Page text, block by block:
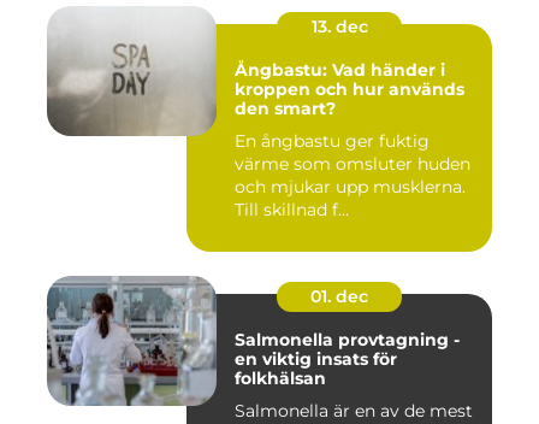
13. dec
Ångbastu: Vad händer i
kroppen och hur används
den smart?
En ångbastu ger fuktig
värme som omsluter huden
och mjukar upp musklerna.
Till skillnad f...
01. dec
Salmonella provtagning -
en viktig insats för
folkhälsan
Salmonella är en av de mest